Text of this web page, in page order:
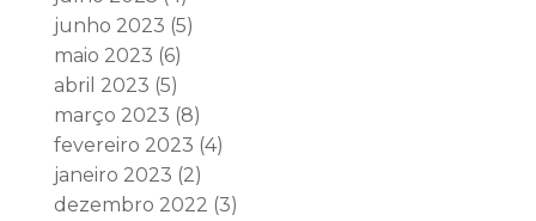
junho 2023 (5)
maio 2023 (6)
abril 2023 (5)
março 2023 (8)
fevereiro 2023 (4)
janeiro 2023 (2)
dezembro 2022 (3)